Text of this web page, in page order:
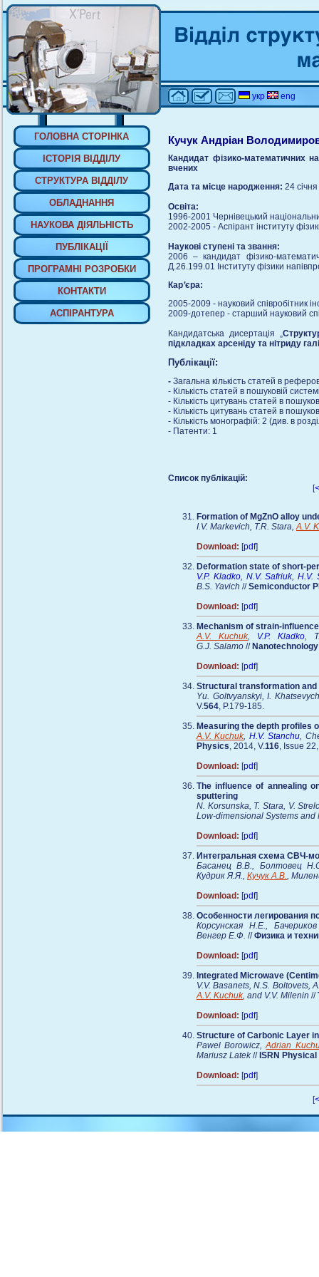
укр eng
ГОЛОВНА СТОРIНКА
IСТОРIЯ ВIДДIЛУ
СТРУКТУРА ВIДДIЛУ
ОБЛАДНАННЯ
НАУКОВА ДIЯЛЬНIСТЬ
ПУБЛIКАЦIЇ
ПРОГРАМНI РОЗРОБКИ
КОНТАКТИ
АСПIРАНТУРА
Кучук Андріан
Кандидат фізико-математичних
вчених
Дата та місце народження: 24
Освіта:
1996-2001 Чернівецький
2002-2005 - Аспірант інституту
Наукові ступені та звання:
2006 – кандидат фізико-
Д.26.199.01 Інституту фізики
Кар’єра:
2005-2009 - науковий співробітник
2009-дотепер - старший науковий
Кандидатська дисертація „
підкладках арсеніду та нітриду
Публікації:
- Загальна кількість статей в
- Кількість статей в пошуковій
- Кількість цитувань статей в
- Кількість цитувань статей в
- Кількість монографій: 2 (див. в
- Патенти: 1
Список публікацій:
[
Formation of MgZnO alloy
I.V. Markevich, T.R. Stara,A.V.
Download: [pdf]
Deformation state of short-
V.P. Kladko, N.V. Safriuk,H.V.
B.S. Yavich //Semiconductor
Download: [pdf]
Mechanism of strain-
A.V. Kuchuk, V.P. Kladko,
G.J. Salamo // Nanotechnology
Download: [pdf]
Structural transformation
Yu. Goltvyanskyi, I.
V.564, P.179-185.
Measuring the depth profiles
A.V. Kuchuk, H.V. Stanchu,
Physics, 2014, V.116, Issue
Download: [pdf]
The influence of annealing
sputtering
N. Korsunska, T. Stara, V.
Low-dimensional Systems and
Download: [pdf]
Интегральная схема СВЧ-
Басанец В.В., Болтовец
Кудрик Я.Я., Кучук А.В.,
Download: [pdf]
Особенности легирования
Корсунская Н.Е.,
Венгер Е.Ф. //Физика и
Download: [pdf]
Integrated Microwave
V.V. Basanets, N.S. Boltovets,
A.V. Kuchuk, and V.V. Milenin //
Download: [pdf]
Structure of Carbonic Layer
Pawel Borowicz,Adrian
Mariusz Latek// ISRN
Download: [pdf]
[